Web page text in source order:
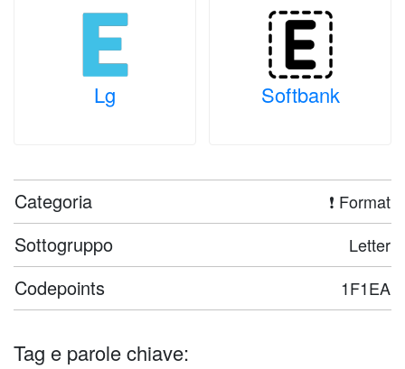
Lg Softbank
Categoria ❗ Format
Sottogruppo Letter
Codepoints 1F1EA
Tag e parole chiave: